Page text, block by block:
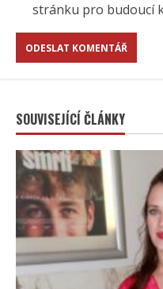
stránku pro budoucí
SOUVISEJÍCÍ ČLÁNKY